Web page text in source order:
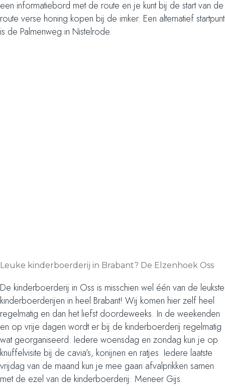
een informatiebord met de route en je kunt bij de start van de
route verse honing kopen bij de imker. Een alternatief startpunt
is de Palmenweg in Nistelrode.
Leuke kinderboerderij in Brabant? De Elzenhoek Oss
De kinderboerderij in Oss is misschien wel één van de leukste
kinderboerderijen in heel Brabant! Wij komen hier zelf heel
regelmatig en dan het liefst doordeweeks. In de weekenden
en op vrije dagen wordt er bij de kinderboerderij regelmatig
wat georganiseerd. Iedere woensdag en zondag kun je op
knuffelvisite bij de cavia’s, konijnen en ratjes. Iedere laatste
vrijdag van de maand kun je mee gaan afvalprikken samen
met de ezel van de kinderboerderij: Meneer Gijs.